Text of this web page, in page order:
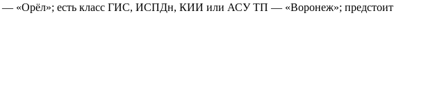
— «Орёл»; есть класс ГИС, ИСПДн, КИИ или АСУ ТП — «Воронеж»; предстоит